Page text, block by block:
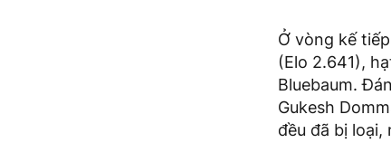
Ở vòng kế
(Elo 2.641),
Bluebaum.
Gukesh
đều đã bị